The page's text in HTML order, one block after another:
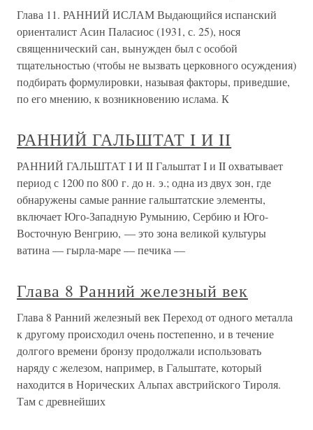
Глава 11. РАННИЙ ИСЛАМ Выдающийся испанский
ориенталист Асин Паласиос (1931, с. 25), нося
священнический сан, вынужден был с особой
тщательностью (чтобы не вызвать церковного осуждения)
подбирать формулировки, называя факторы, приведшие,
по его мнению, к возникновению ислама. К
РАННИЙ ГАЛЬШТАТ I И II
РАННИЙ ГАЛЬШТАТ I И II Гальштат I и II охватывает
период с 1200 по 800 г. до н. э.; одна из двух зон, где
обнаружены самые ранние гальштатские элементы,
включает Юго-Западную Румынию, Сербию и Юго-
Восточную Венгрию, — это зона великой культуры
ватина — гырла-маре — печика —
Глава 8 Ранний железный век
Глава 8 Ранний железный век Переход от одного металла
к другому происходил очень постепенно, и в течение
долгого времени бронзу продолжали использовать
наряду с железом, например, в Гальштате, который
находится в Норических Альпах австрийского Тироля.
Там с древнейших